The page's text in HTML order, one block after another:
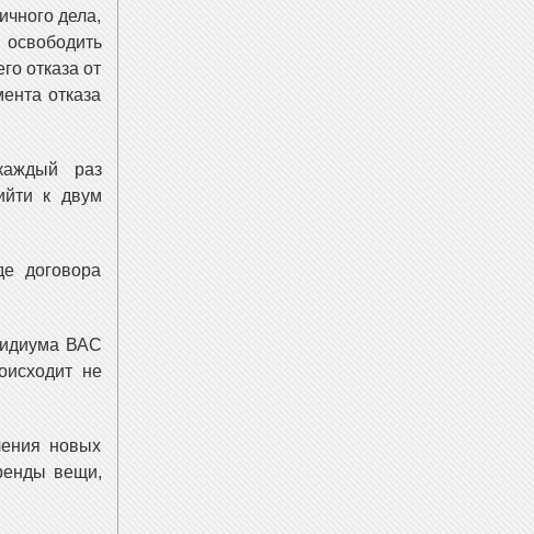
дела,
отказа от
отказа
раз
к двум
договора
ВАС
не
новых
вещи,